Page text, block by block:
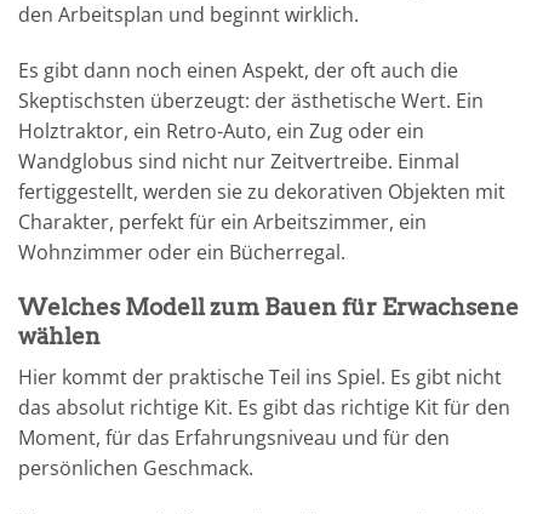
den Arbeitsplan und beginnt wirklich.
Es gibt dann noch einen Aspekt, der oft auch die
Skeptischsten überzeugt: der ästhetische Wert. Ein
Holztraktor, ein Retro-Auto, ein Zug oder ein
Wandglobus sind nicht nur Zeitvertreibe. Einmal
fertiggestellt, werden sie zu dekorativen Objekten mit
Charakter, perfekt für ein Arbeitszimmer, ein
Wohnzimmer oder ein Bücherregal.
Welches Modell zum Bauen für Erwachsene
wählen
Hier kommt der praktische Teil ins Spiel. Es gibt nicht
das absolut richtige Kit. Es gibt das richtige Kit für den
Moment, für das Erfahrungsniveau und für den
persönlichen Geschmack.